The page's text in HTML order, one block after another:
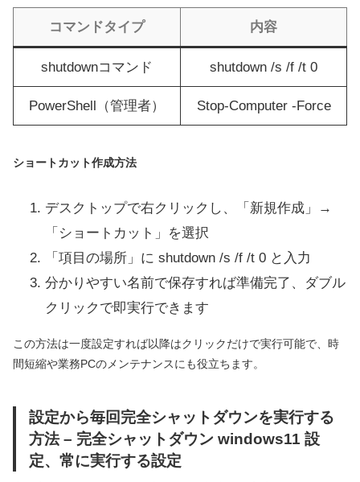
コマンドタイプ 内容
shutdownコマンド shutdown /s /f /t 0
PowerShell（管理者） Stop-Computer -Force
ショートカット作成方法
デスクトップで右クリックし、「新規作成」→
「ショートカット」を選択
「項目の場所」に shutdown /s /f /t 0 と入力
分かりやすい名前で保存すれば準備完了、ダブル
クリックで即実行できます
この方法は一度設定すれば以降はクリックだけで実行可能で、時
間短縮や業務PCのメンテナンスにも役立ちます。
設定から毎回完全シャットダウンを実行する
方法 – 完全シャットダウン windows11 設
定、常に実行する設定